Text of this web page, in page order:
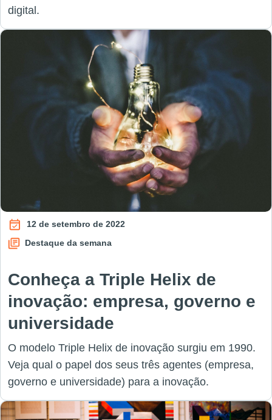
digital.
12 de setembro de 2022
Destaque da semana
Conheça a Triple Helix de
inovação: empresa, governo e
universidade
O modelo Triple Helix de inovação surgiu em 1990.
Veja qual o papel dos seus três agentes (empresa,
governo e universidade) para a inovação.